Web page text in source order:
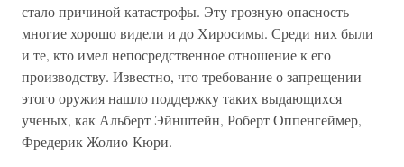
стало причиной катастрофы. Эту грозную опасность
многие хорошо видели и до Хиросимы. Среди них были
и те, кто имел непосредственное отношение к его
производству. Известно, что требование о запрещении
этого оружия нашло поддержку таких выдающихся
ученых, как Альберт Эйнштейн, Роберт Оппенгеймер,
Фредерик Жолио-Кюри.